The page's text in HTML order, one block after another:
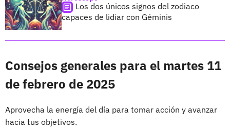
Los dos únicos signos del zodiaco
capaces de lidiar con Géminis
Consejos generales para el martes 11
de febrero de 2025
Aprovecha la energía del día para tomar acción y avanzar
hacia tus objetivos.